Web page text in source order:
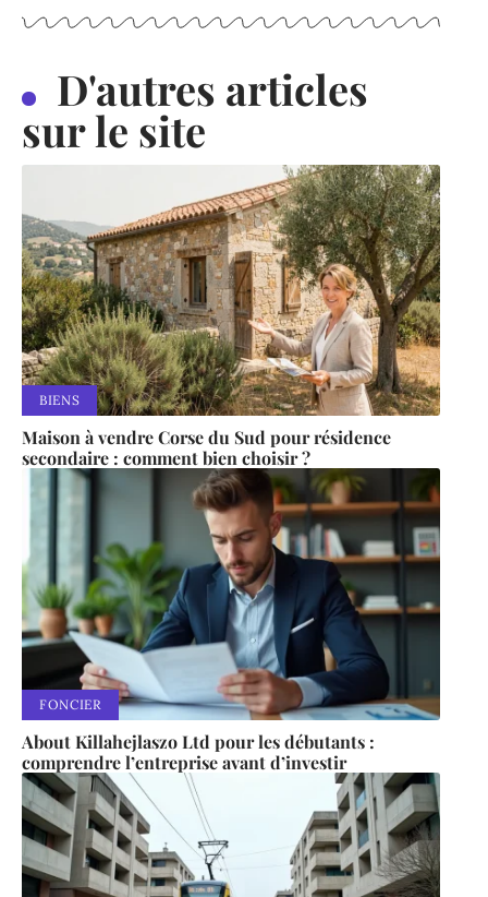
D'autres articles
sur le site
BIENS
Maison à vendre Corse du Sud pour résidence
secondaire : comment bien choisir ?
FONCIER
About Killahejlaszo Ltd pour les débutants :
comprendre l’entreprise avant d’investir